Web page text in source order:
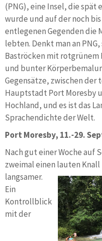
(PNG), eine Insel, die spät
wurde und auf der noch
entlegenen Gegenden die
lebten. Denkt man an
Baströcken mit rotgrünem
und bunter
Gegensätze, zwischen der
Hauptstadt Port Moresby
Hochland, und es ist das
Sprachendichte der Welt.
Port Moresby, 11.-29.
Nach gut einer Woche auf
zweimal einen lauten Knall
langsamer.
Ein
Kontrollblick
mit der